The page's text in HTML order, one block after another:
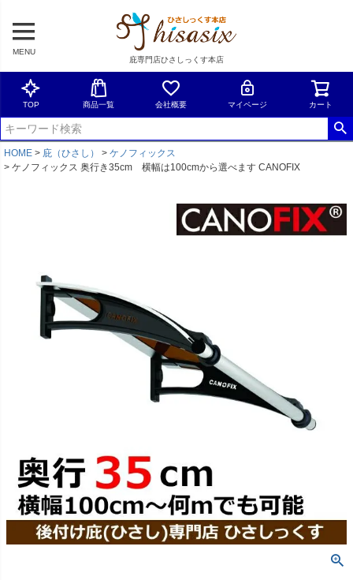
MENU
庇専門店ひさしっくす本店
TOP 商品一覧 会社概要 マイページ カート
HOME 庇（ひさし）
ケノフィックス
ケノフィックス 奥行き35cm 横幅は100cmから選べます CANOFIX